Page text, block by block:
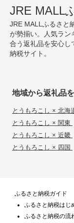
JRE MALL
JRE MALLふるさと
が勢揃い。人気ラン
合う返礼品を安心し
納税サイト。
地域から返礼品
とうもろこし × 北海
とうもろこし × 関東
とうもろこし × 近畿
とうもろこし × 四国
ふるさと納税ガイド
ふるさと納税はじ
ふるさと納税の流